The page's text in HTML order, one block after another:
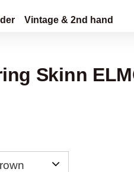
Vintage & 2nd hand
Skinn